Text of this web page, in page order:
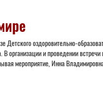
оздоровительно-
и проведении
мероприятие, Инна